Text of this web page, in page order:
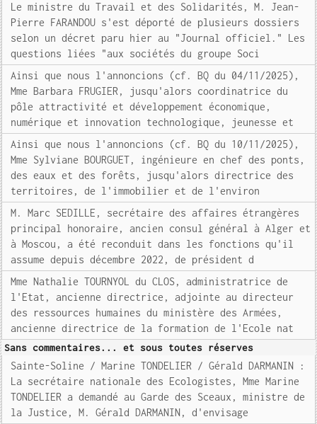
Le ministre du Travail et des Solidarités, M. Jean-
Pierre FARANDOU s'est déporté de plusieurs dossiers
selon un décret paru hier au "Journal officiel." Les
questions liées "aux sociétés du groupe Soci
Ainsi que nous l'annoncions (cf. BQ du 04/11/2025),
Mme Barbara FRUGIER, jusqu'alors coordinatrice du
pôle attractivité et développement économique,
numérique et innovation technologique, jeunesse et
Ainsi que nous l'annoncions (cf. BQ du 10/11/2025),
Mme Sylviane BOURGUET, ingénieure en chef des ponts,
des eaux et des forêts, jusqu'alors directrice des
territoires, de l'immobilier et de l'environ
M. Marc SEDILLE, secrétaire des affaires étrangères
principal honoraire, ancien consul général à Alger et
à Moscou, a été reconduit dans les fonctions qu'il
assume depuis décembre 2022, de président d
Mme Nathalie TOURNYOL du CLOS, administratrice de
l'Etat, ancienne directrice, adjointe au directeur
des ressources humaines du ministère des Armées,
ancienne directrice de la formation de l'Ecole nat
Sans commentaires... et sous toutes réserves
Sainte-Soline / Marine TONDELIER / Gérald DARMANIN :
La secrétaire nationale des Ecologistes, Mme Marine
TONDELIER a demandé au Garde des Sceaux, ministre de
la Justice, M. Gérald DARMANIN, d'envisage